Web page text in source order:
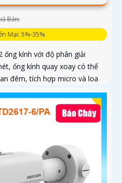
Bán:
Mại: 5%-35%
ống kính với độ phân giải
ống kính quay xoay có thể
đêm, tích hợp micro và loa
bị cổng LAN cắm mạng trực